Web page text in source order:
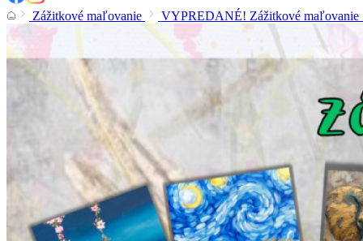
Zážitkové maľovanie VYPREDANÉ! Zážitkové maľovanie